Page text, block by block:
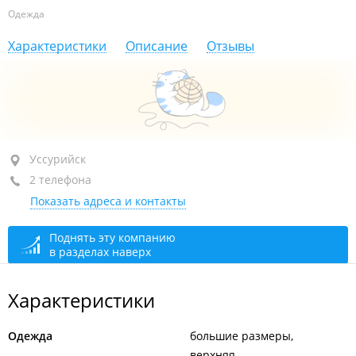
Одежда
Характеристики Описание Отзывы
Уссурийск, ул. Плеханова, 61
ТЦ "Белая гора", 2-й этаж, пав. 204б
+7 924 432-48-50
+7 924 325-32-56
сегодня закрыто
Уссурийск
2 телефона
Показать адреса и контакты
Поднять эту компанию
в разделах наверх
Характеристики
Одежда
большие размеры